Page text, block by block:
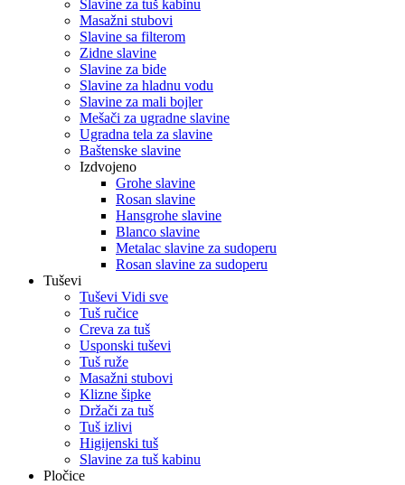
Slavine za tuš kabinu
Masažni stubovi
Slavine sa filterom
Zidne slavine
Slavine za bide
Slavine za hladnu vodu
Slavine za mali bojler
Mešači za ugradne slavine
Ugradna tela za slavine
Baštenske slavine
Izdvojeno
Grohe slavine
Rosan slavine
Hansgrohe slavine
Blanco slavine
Metalac slavine za sudoperu
Rosan slavine za sudoperu
Tuševi
Tuševi Vidi sve
Tuš ručice
Creva za tuš
Usponski tuševi
Tuš ruže
Masažni stubovi
Klizne šipke
Držači za tuš
Tuš izlivi
Higijenski tuš
Slavine za tuš kabinu
Pločice